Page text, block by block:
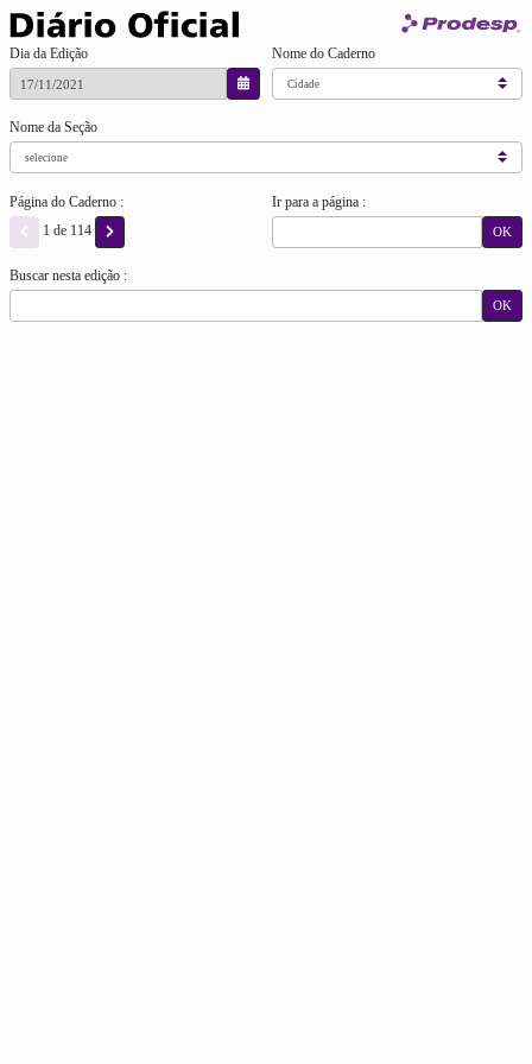
Dia da Edição Nome do Caderno
Nome da Seção
Página do Caderno :
1 de 114
Ir para a página :
OK
Buscar nesta edição :
OK